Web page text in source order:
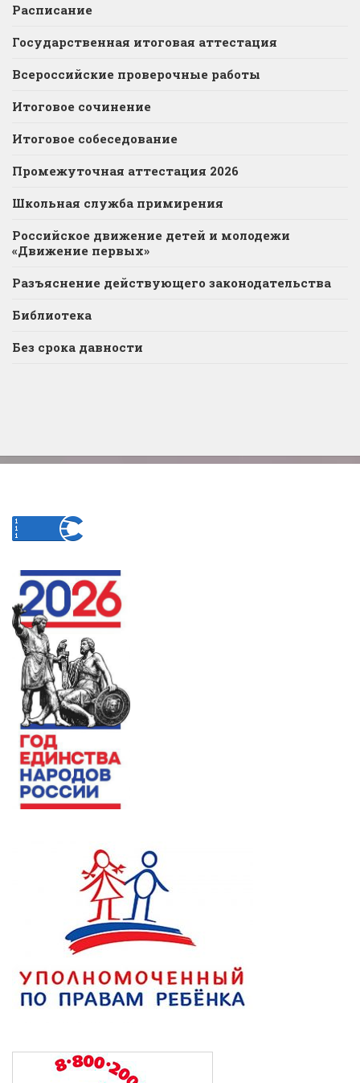
Расписание
Государственная итоговая аттестация
Всероссийские проверочные работы
Итоговое сочинение
Итоговое собеседование
Промежуточная аттестация 2026
Школьная служба примирения
Российское движение детей и молодежи
«Движение первых»
Разъяснение действующего законодательства
Библиотека
Без срока давности